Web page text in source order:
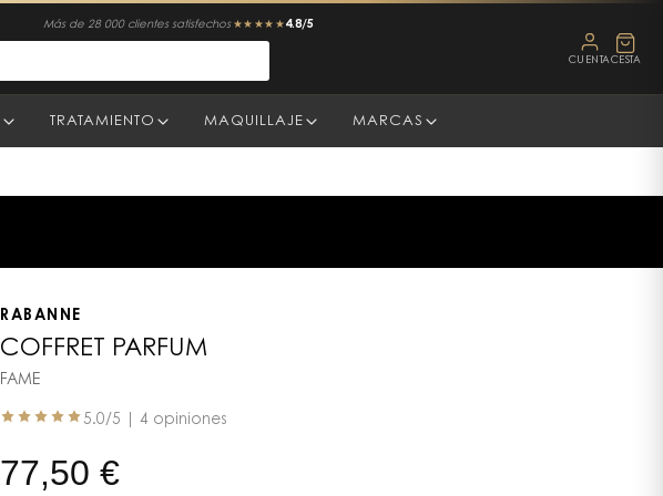
Más de 28 000 clientes satisfechos ★★★★★ 4.8/5
CUENTA CESTA
TRATAMIENTO MAQUILLAJE MARCAS
RABANNE
COFFRET PARFUM
FAME
5.0/5 |4 opiniones
77,50 €